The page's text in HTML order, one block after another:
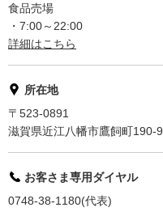
食品売場
・7:00～22:00
詳細はこちら
所在地
〒523-0891
滋賀県近江八幡市鷹飼町190-9
お客さま専用ダイヤル
0748-38-1180(代表)